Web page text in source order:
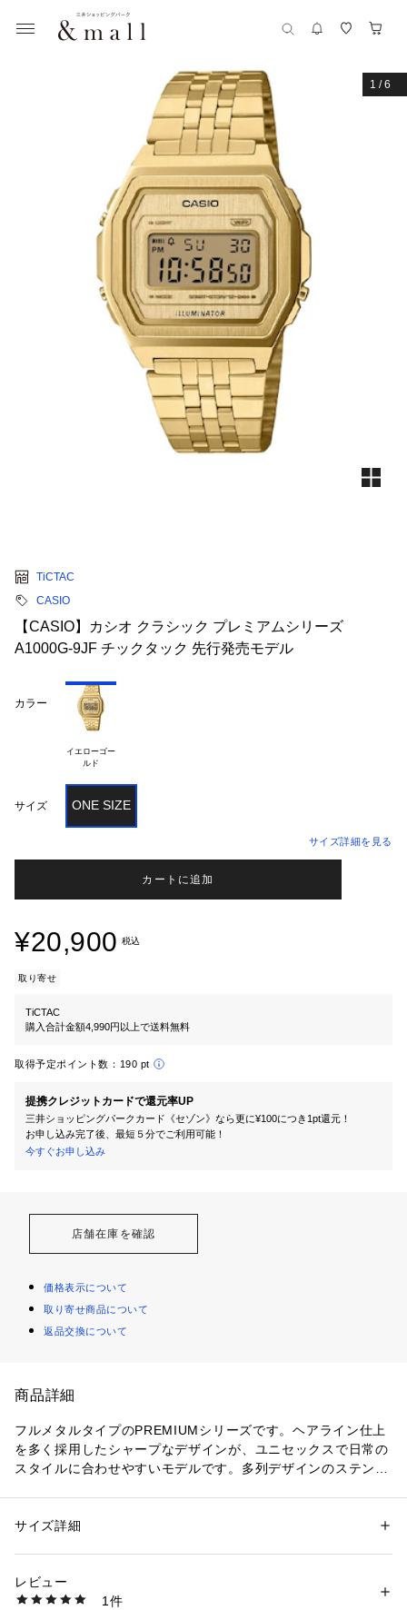
1 /6
TiCTAC
CASIO
【CASIO】カシオ クラシック プレミアムシリーズ
A1000G-9JF チックタック 先行発売モデル
カラー
イエローゴー
サイズ ONE SIZE
サイズ詳細を見る
カートに追加
¥20,900 税込
取り寄せ
TiCTAC
購入合計金額4,990円以上で送料無料
取得予定ポイント数： 190 pt
提携クレジットカードで還元率UP
三井ショッピングパークカード《セゾン》なら更に¥100につき1pt還元！
お申し込み完了後、最短５分でご利用可能！
今すぐお申し込み
店舗在庫を確認
価格表示について
取り寄せ商品について
返品交換について
商品詳細
フルメタルタイプのPREMIUMシリーズです。ヘアライン仕上
を多く採用したシャープなデザインが、ユニセックスで日常の
スタイルに合わせやすいモデルです。多列デザインのステンレ
等、便利な機能も備えています。
【ケース素材】ステンレススチール
【風防素材】無機ガラス
性別：レディース
商品番号：
A1000G-9JF （ショップ）
サイズ詳細
レビュー
1件